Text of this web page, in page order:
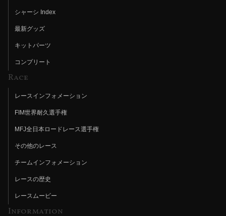
シャーシ Index
最新グッズ
キットパーツ
コンプリート
Race
レースインフォメーション
FIM世界耐久選手権
MFJ全日本ロードレース選手権
その他のレース
チームインフォメーション
レースの歴史
レースムービー
Information